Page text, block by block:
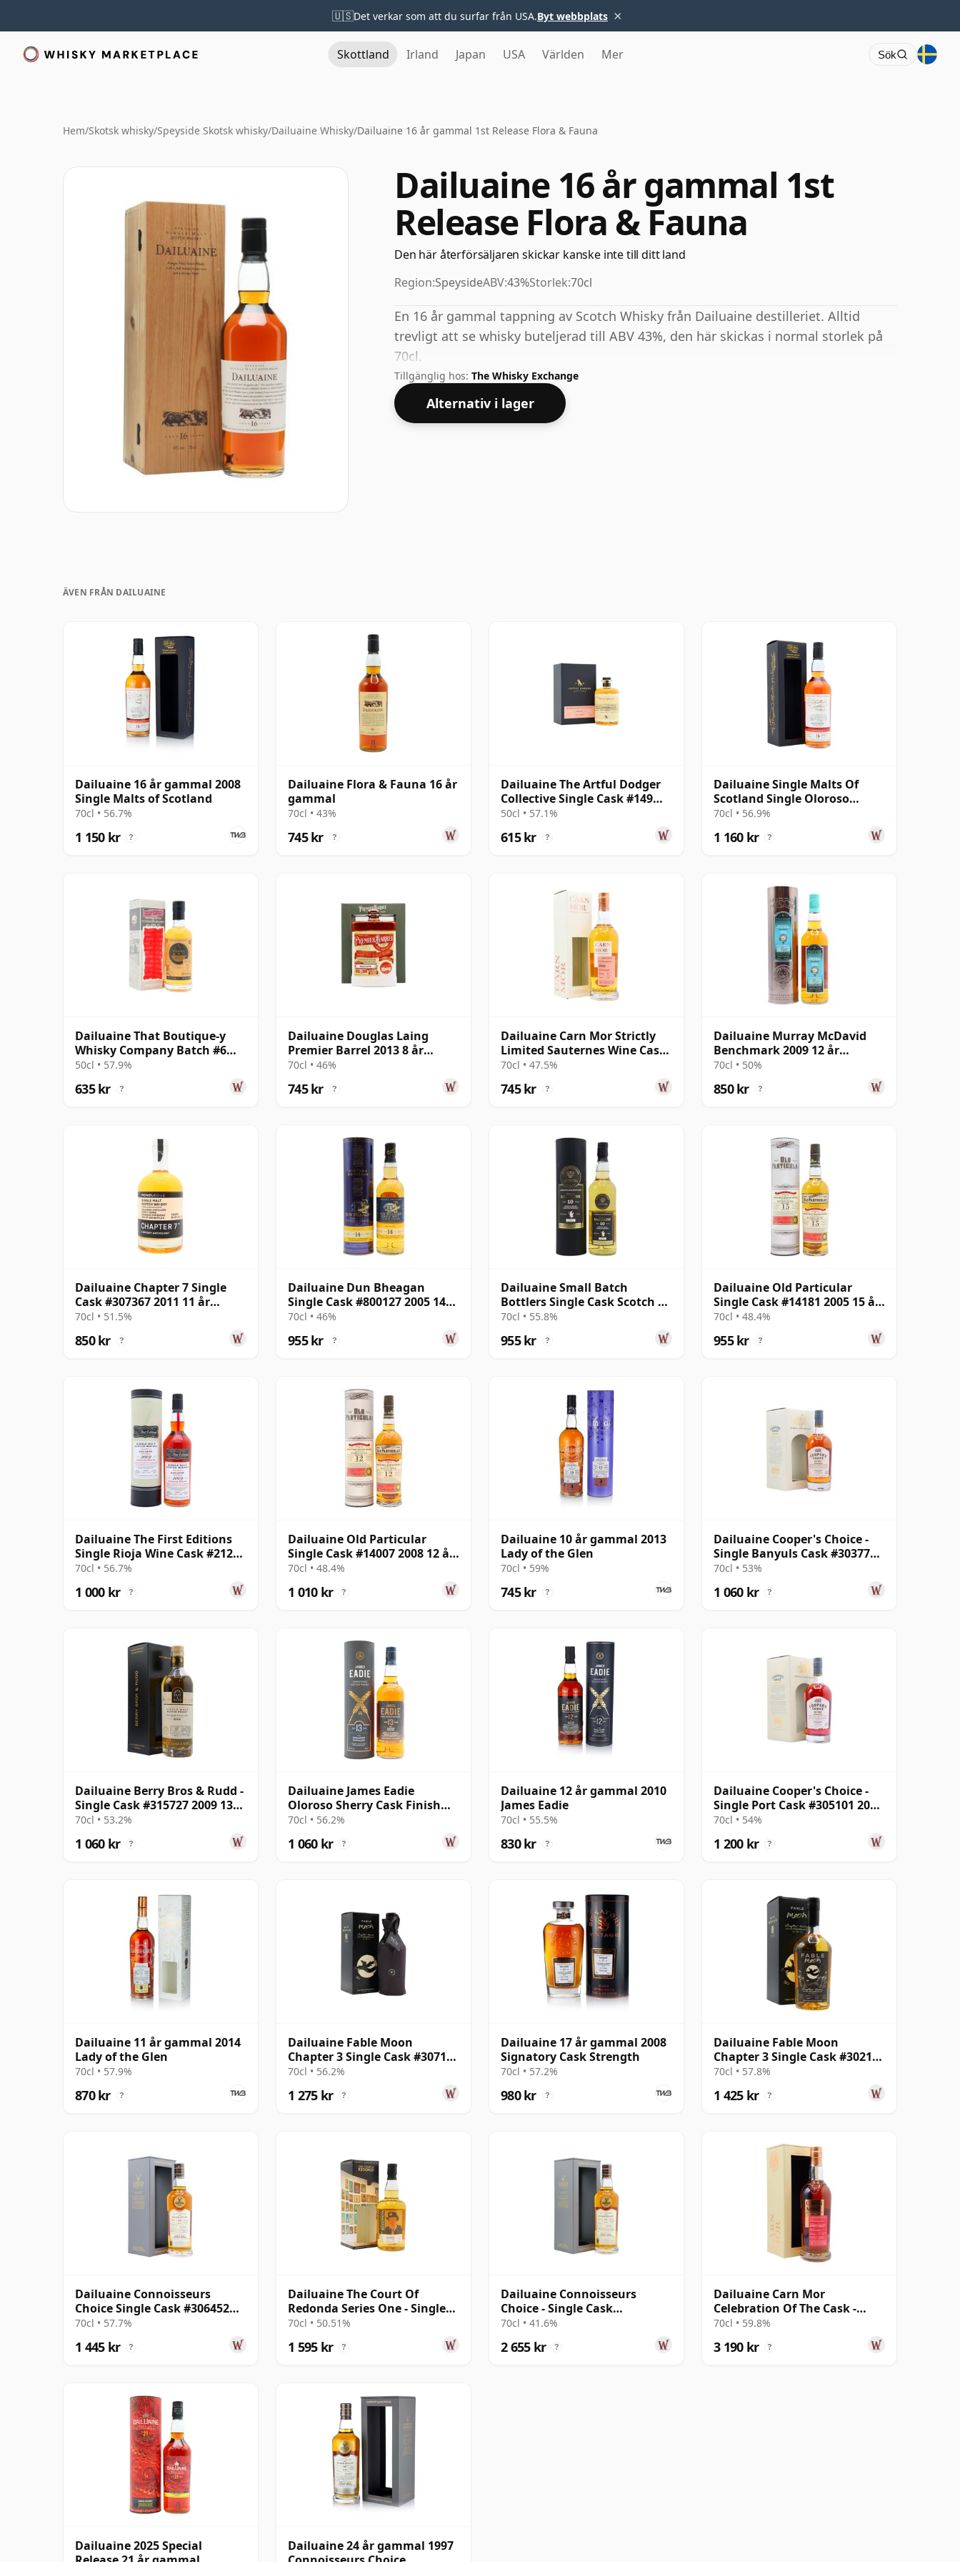
🇺🇸Det verkar som att du surfar från USA.Byt webbplats ×
Skottland Irland Japan USA Världen Mer Sök
Hem/Skotsk whisky/Speyside Skotsk whisky/Dailuaine Whisky/Dailuaine 16 år gammal 1st Release Flora & Fauna
Dailuaine 16 år gammal 1st
Release Flora & Fauna
Den här återförsäljaren skickar kanske inte till ditt land
Region:SpeysideABV:43%Storlek:70cl
En 16 år gammal tappning av Scotch Whisky från Dailuaine destilleriet. Alltid
trevligt att se whisky buteljerad till ABV 43%, den här skickas i normal storlek på
70cl.
Tillgänglig hos: The Whisky Exchange
Alternativ i lager
ÄVEN FRÅN DAILUAINE
Dailuaine 16 år gammal 2008
Single Malts of Scotland
70cl • 56.7%
1 150 kr ?
Dailuaine Flora & Fauna 16 år
gammal
70cl • 43%
745 kr ?
Dailuaine The Artful Dodger
Collective Single Cask #149
2007 16 år gammal
50cl • 57.1%
615 kr ?
Dailuaine Single Malts Of
Scotland Single Oloroso
Sherry Cas 2008 16 år gammal
70cl • 56.9%
1 160 kr ?
Dailuaine That Boutique-y
Whisky Company Batch #6
Single Mal 2015 6 år gammal
50cl • 57.9%
635 kr ?
Dailuaine Douglas Laing
Premier Barrel 2013 8 år
gammal
70cl • 46%
745 kr ?
Dailuaine Carn Mor Strictly
Limited Sauternes Wine Cask
Fini 2012 9 år gammal
70cl • 47.5%
745 kr ?
Dailuaine Murray McDavid
Benchmark 2009 12 år
gammal
70cl • 50%
850 kr ?
Dailuaine Chapter 7 Single
Cask #307367 2011 11 år
gammal
70cl • 51.5%
850 kr ?
Dailuaine Dun Bheagan
Single Cask #800127 2005 14
år gammal
70cl • 46%
955 kr ?
Dailuaine Small Batch
Bottlers Single Cask Scotch 10
år gammal
70cl • 55.8%
955 kr ?
Dailuaine Old Particular
Single Cask #14181 2005 15 år
gammal
70cl • 48.4%
955 kr ?
Dailuaine The First Editions
Single Rioja Wine Cask #21215
2009 15 år gammal
70cl • 56.7%
1 000 kr ?
Dailuaine Old Particular
Single Cask #14007 2008 12 år
gammal
70cl • 48.4%
1 010 kr ?
Dailuaine 10 år gammal 2013
Lady of the Glen
70cl • 59%
745 kr ?
Dailuaine Cooper's Choice -
Single Banyuls Cask #303777
2010 11 år gammal
70cl • 53%
1 060 kr ?
Dailuaine Berry Bros & Rudd -
Single Cask #315727 2009 13
år gammal
70cl • 53.2%
1 060 kr ?
Dailuaine James Eadie
Oloroso Sherry Cask Finish
Single Malt 2007 13 år
70cl • 56.2%
1 060 kr ?
Dailuaine 12 år gammal 2010
James Eadie
70cl • 55.5%
830 kr ?
Dailuaine Cooper's Choice -
Single Port Cask #305101 2011
11 år gammal
70cl • 54%
1 200 kr ?
Dailuaine 11 år gammal 2014
Lady of the Glen
70cl • 57.9%
870 kr ?
Dailuaine Fable Moon
Chapter 3 Single Cask #307138
2009 12 år gammal
70cl • 56.2%
1 275 kr ?
Dailuaine 17 år gammal 2008
Signatory Cask Strength
70cl • 57.2%
980 kr ?
Dailuaine Fable Moon
Chapter 3 Single Cask #302169
2010 12 år gammal
70cl • 57.8%
1 425 kr ?
Dailuaine Connoisseurs
Choice Single Cask #306452
2009 14 år gammal
70cl • 57.7%
1 445 kr ?
Dailuaine The Court Of
Redonda Series One - Single
Malt 2009 14 år gammal
70cl • 50.51%
1 595 kr ?
Dailuaine Connoisseurs
Choice - Single Cask
#11096201 1997 24 år gammal
70cl • 41.6%
2 655 kr ?
Dailuaine Carn Mor
Celebration Of The Cask -
Single Cask #94 1997 24 år
70cl • 59.8%
3 190 kr ?
Dailuaine 2025 Special
Dailuaine 24 år gammal 1997